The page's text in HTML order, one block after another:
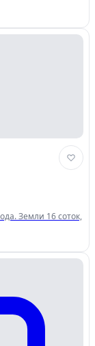
Земли 16 соток,